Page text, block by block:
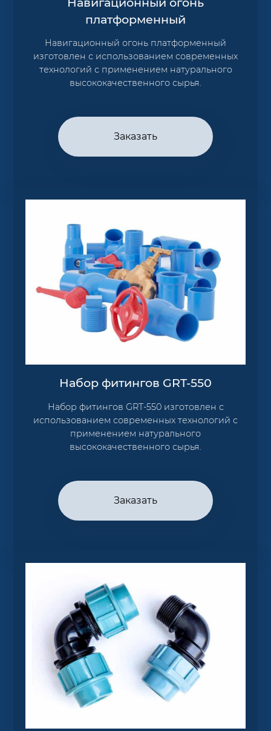
платформенный
Навигационный огонь платформенный
изготовлен с использованием современных
технологий с применением натурального
высококачественного сырья.
Заказать
Набор фитингов GRT-550
Набор фитингов GRT-550 изготовлен с
использованием современных технологий с
применением натурального
высококачественного сырья.
Заказать